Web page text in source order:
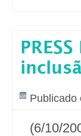
Publicado
(6/10/